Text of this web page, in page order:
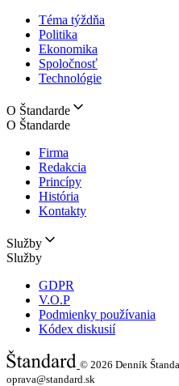
Téma týždňa
Politika
Ekonomika
Spoločnosť
Technológie
O Štandarde
O Štandarde
Firma
Redakcia
Princípy
História
Kontakty
Služby
Služby
GDPR
V.O.P
Podmienky používania
Kódex diskusií
© 2026 Denník
oprava@standard.sk